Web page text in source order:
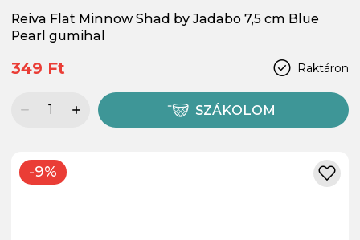
Reiva Flat Minnow Shad by Jadabo 7,5 cm Blue
Pearl gumihal
Raktáron
349 Ft
SZÁKOLOM
-9%